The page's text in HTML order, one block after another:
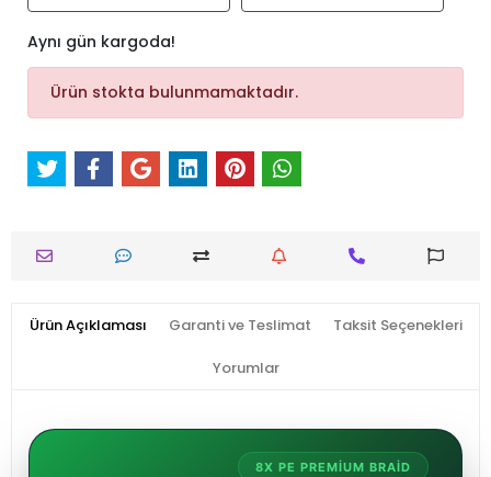
Aynı gün kargoda!
Ürün stokta bulunmamaktadır.
Ürün Açıklaması Garanti ve Teslimat Taksit Seçenekleri
Yorumlar
8X PE PREMIUM BRAID